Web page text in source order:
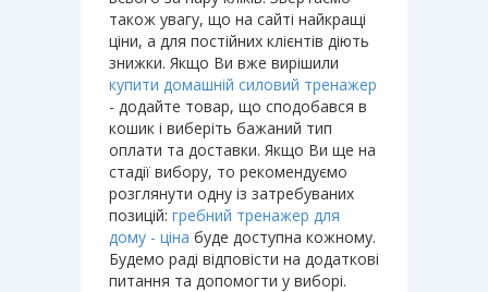
також увагу, що на сайті найкращі
ціни, а для постійних клієнтів діють
знижки. Якщо Ви вже вирішили
купити домашній силовий тренажер
- додайте товар, що сподобався в
кошик і виберіть бажаний тип
оплати та доставки. Якщо Ви ще на
стадії вибору, то рекомендуємо
розглянути одну із затребуваних
позицій: гребний тренажер для
дому - ціна буде доступна кожному.
Будемо раді відповісти на додаткові
питання та допомогти у виборі.